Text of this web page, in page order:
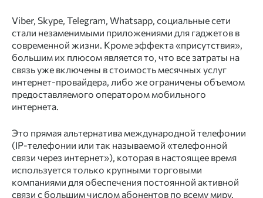
Viber, Skype, Telegram, Whatsapp, социальные сети
стали незаменимыми приложениями для гаджетов в
современной жизни. Кроме эффекта «присутствия»,
большим их плюсом является то, что все затраты на
связь уже включены в стоимость месячных услуг
интернет-провайдера, либо же ограничены объемом
предоставляемого оператором мобильного
интернета.
Это прямая альтернатива международной телефонии
(IP-телефонии или так называемой «телефонной
связи через интернет»), которая в настоящее время
используется только крупными торговыми
компаниями для обеспечения постоянной активной
связи с большим числом абонентов по всему миру.